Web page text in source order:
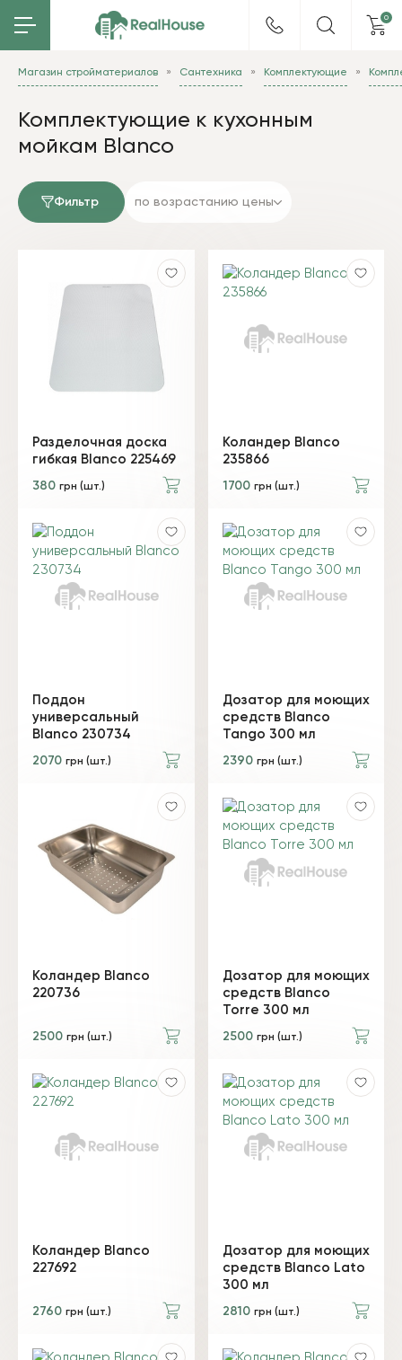
0
Магазин стройматериалов Сантехника Комплектующие
Комплектующие к кухонным
мойкам Blanco
Фильтр по возрастанию цены
Разделочная доска
гибкая Blanco 225469
380 грн (шт.)
Коландер Blanco
235866
1700 грн (шт.)
Поддон
универсальный
Blanco 230734
2070 грн (шт.)
Дозатор для моющих
средств Blanco
Tango 300 мл
2390 грн (шт.)
Коландер Blanco
220736
2500 грн (шт.)
Дозатор для моющих
средств Blanco
Torre 300 мл
2500 грн (шт.)
Коландер Blanco
227692
2760 грн (шт.)
Дозатор для моющих
средств Blanco Lato
300 мл
2810 грн (шт.)